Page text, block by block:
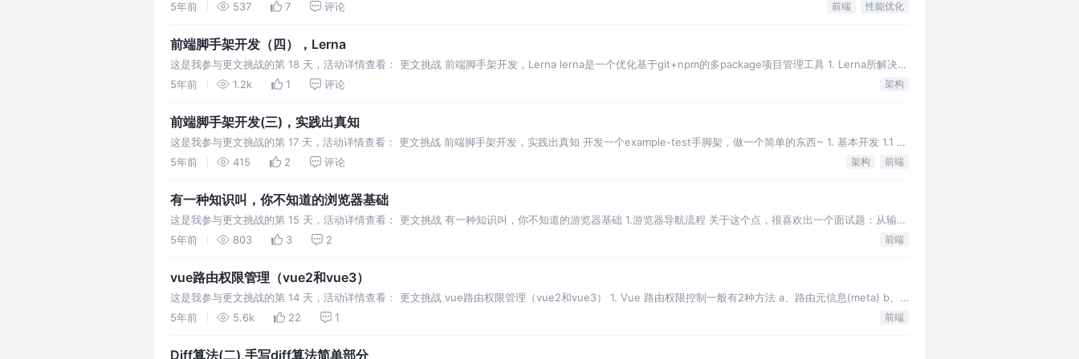
5年前 537 7 评论 前端 性能优化
前端脚手架开发（四），Lerna
这是我参与更文挑战的第 18 天，活动详情查看： 更文挑战 前端脚手架开发，Lerna lerna是一个优化基于git+npm的多package项目管理工具 1. Lerna所解决的
问题 复杂项目的重
5年前 1.2k 1 评论 架构
前端脚手架开发(三)，实践出真知
这是我参与更文挑战的第 17 天，活动详情查看： 更文挑战 前端脚手架开发，实践出真知 开发一个example-test手脚架，做一个简单的东西~ 1. 基本开发 1.1 创
建一个项目 找一个位置创建
5年前 415 2 评论 架构 前端
有一种知识叫，你不知道的浏览器基础
这是我参与更文挑战的第 15 天，活动详情查看： 更文挑战 有一种知识叫，你不知道的游览器基础 1.游览器导航流程 关于这个点，很喜欢出一个面试题：从输入
URL到页面展示，这中间发生了什么？因此本节就
5年前 803 3 2 前端
vue路由权限管理（vue2和vue3）
这是我参与更文挑战的第 14 天，活动详情查看： 更文挑战 vue路由权限管理（vue2和vue3） 1. Vue 路由权限控制一般有2种方法 a、路由元信息(meta) b、
动态加载菜单和路由(ad
5年前 5.6k 22 1 前端
Diff算法(二),手写diff算法简单部分